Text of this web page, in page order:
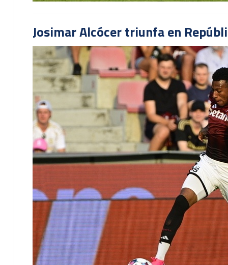
Josimar Alcócer triunfa en